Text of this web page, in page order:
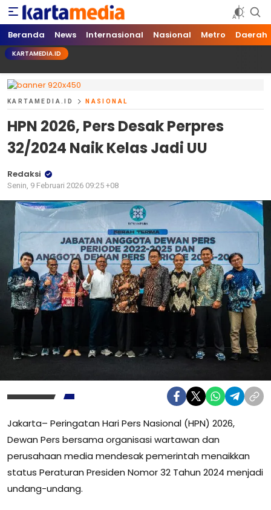
kartamedia.id
Jujur Mengabari
Beranda News Internasional Nasional Metro Daerah
KARTAMEDIA.ID
KARTAMEDIA.ID NASIONAL
HPN 2026, Pers Desak Perpres
32/2024 Naik Kelas Jadi UU
Redaksi
Senin, 9 Februari 2026 09:25 +08
Jakarta– Peringatan Hari Pers Nasional (HPN) 2026,
Dewan Pers bersama organisasi wartawan dan
perusahaan media mendesak pemerintah menaikkan
status Peraturan Presiden Nomor 32 Tahun 2024 menjadi
undang-undang.